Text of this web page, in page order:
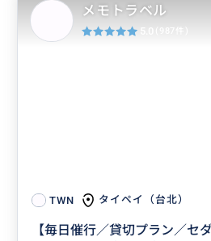
TWN タイペイ（台北）
【毎日催行／貸切プラン／セ
メモトラベル
5.0 (987件)